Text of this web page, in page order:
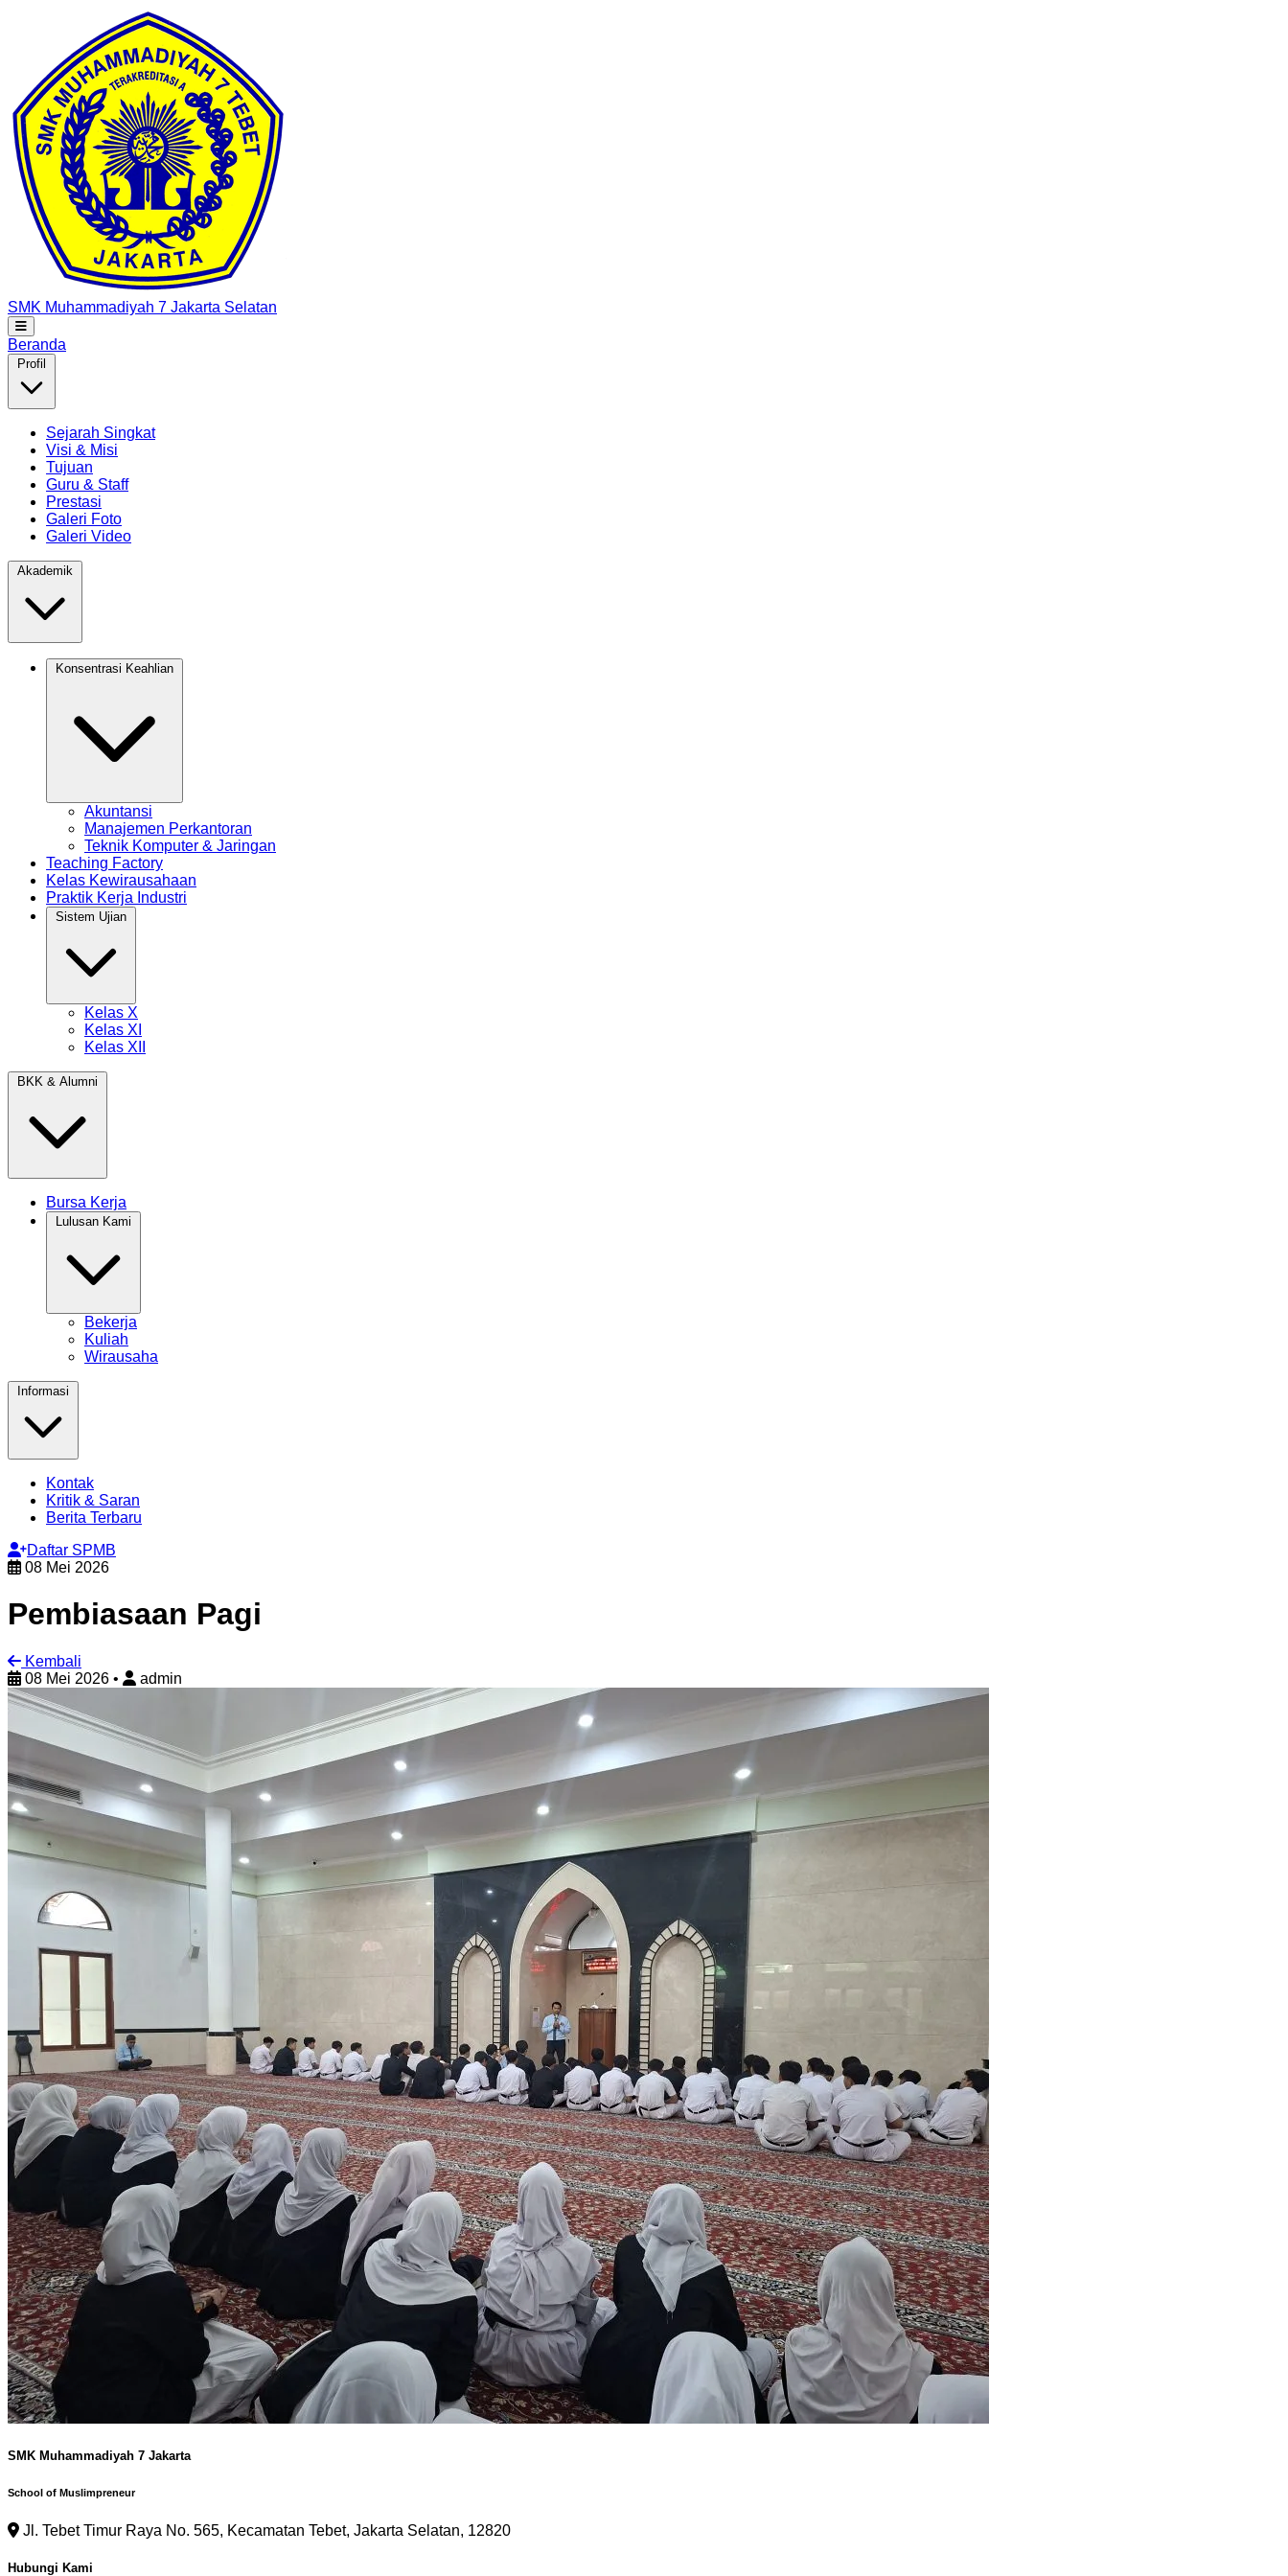
SMK Muhammadiyah 7 Jakarta Selatan
Beranda
Sejarah Singkat
Visi & Misi
Tujuan
Guru & Staff
Prestasi
Galeri Foto
Galeri Video
Akuntansi
Manajemen Perkantoran
Teknik Komputer & Jaringan
Teaching Factory
Kelas Kewirausahaan
Praktik Kerja Industri
Kelas X
Kelas XI
Kelas XII
Bursa Kerja
Bekerja
Kuliah
Wirausaha
Kontak
Kritik & Saran
Berita Terbaru
Daftar SPMB
08 Mei 2026
Pembiasaan Pagi
Kembali
08 Mei 2026 • admin
SMK Muhammadiyah 7 Jakarta
School of Muslimpreneur
Jl. Tebet Timur Raya No. 565, Kecamatan Tebet, Jakarta Selatan, 12820
Hubungi Kami